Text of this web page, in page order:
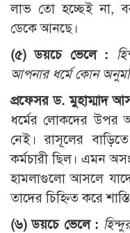
লাভ তো হচ্ছেই না,
ডেকে আনছে।
(৫) ডয়চে ভেলে :
আপনার ধর্মে কোন
প্রফেসর ড. মুহাম্মাদ
ধর্মের লোকদের উপর
নেই। রাসূলের
কর্মচারী ছিল। এমন
হামলাগুলো আসলে
তাদের চিহ্নিত করে
(৬) ডয়চে ভেলে :